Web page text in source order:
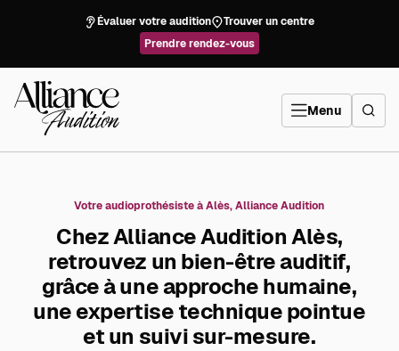
Évaluer votre audition
Trouver un centre
Prendre rendez-vous
Menu
Votre audioprothésiste à Alès, Alliance Audition
Chez Alliance Audition Alès,
retrouvez un bien-être auditif,
grâce à une approche humaine,
une expertise technique pointue
et un suivi sur-mesure.